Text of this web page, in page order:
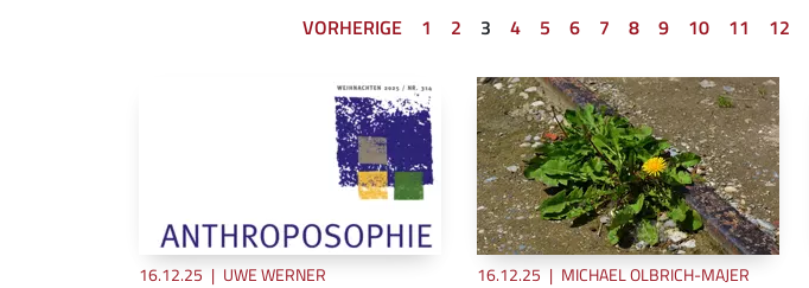
VORHERIGE 1 2 3 4 5 6 7 8 9 10 11 12
16.12.25 | UWE WERNER 16.12.25 | MICHAEL OLBRICH-MAJER